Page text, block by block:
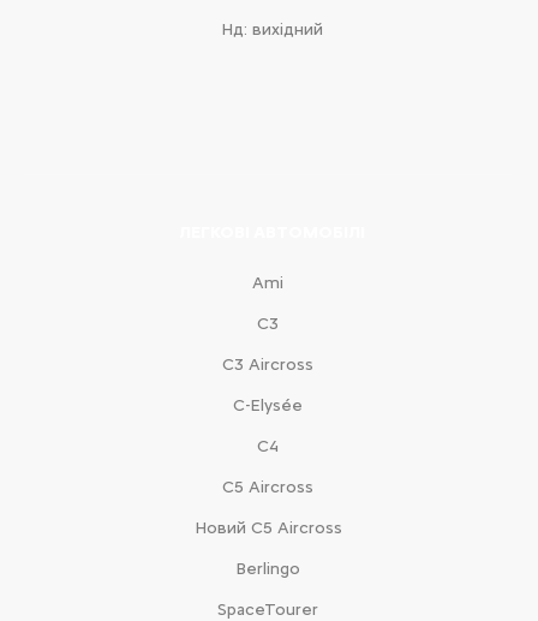
Нд: вихідний
Ami
С3
С3 Aircross
C-Elysée
С4
С5 Aircross
Новий С5 Aircross
Berlingo
SpaceTourer